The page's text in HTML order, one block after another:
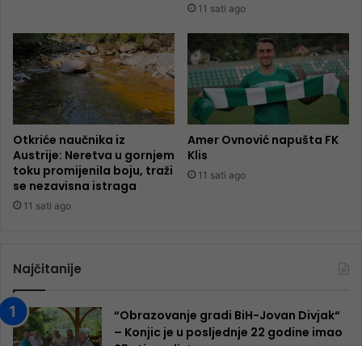
11 sati ago
Otkriće naučnika iz
Austrije: Neretva u gornjem
toku promijenila boju, traži
se nezavisna istraga
11 sati ago
Amer Ovnović napušta FK
Klis
11 sati ago
Najčitanije
“Obrazovanje gradi BiH-Jovan Divjak“
– Konjic je u posljednje 22 godine imao